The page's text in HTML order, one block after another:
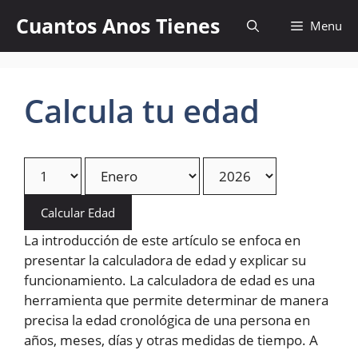
content
Cuantos Anos Tienes Menu
Calcula tu edad
Calcular Edad
La introducción de este artículo se enfoca en
presentar la calculadora de edad y explicar su
funcionamiento. La calculadora de edad es una
herramienta que permite determinar de manera
precisa la edad cronológica de una persona en
años, meses, días y otras medidas de tiempo. A